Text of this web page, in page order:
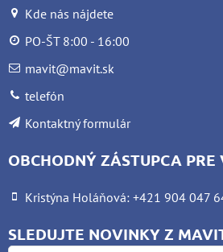
Kde nás nájdete
PO-ŠT 8:00 - 16:00
mavit@mavit.sk
telefón
Kontaktný formulár
OBCHODNÝ ZÁSTUPCA PRE
Kristýna Holáňová: +421 904 047
SLEDUJTE NOVINKY Z